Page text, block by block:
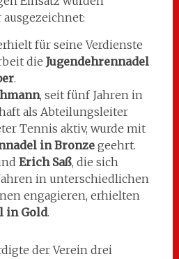
für seine Verdienste
die Jugendehrennadel
.
, seit fünf Jahren in
als Abteilungsleiter
Tennis aktiv, wurde mit
in Bronzegeehrt.
Erich Saß, die sich
in unterschiedlichen
engagieren, erhielten
in Gold.
der Verein drei